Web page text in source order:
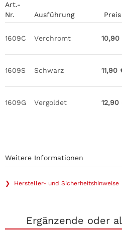
Art.-
Nr.
Ausführung Preis
1609C Verchromt 10,90
1609S Schwarz 11,90
1609G Vergoldet 12,90
Weitere Informationen
❯ Hersteller- und Sicherheitshinweise
Ergänzende oder